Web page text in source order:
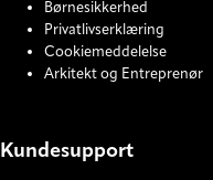
Børnesikkerhed
Privatlivserklæring
Cookiemeddelelse
Arkitekt og Entreprenør
Kundesupport